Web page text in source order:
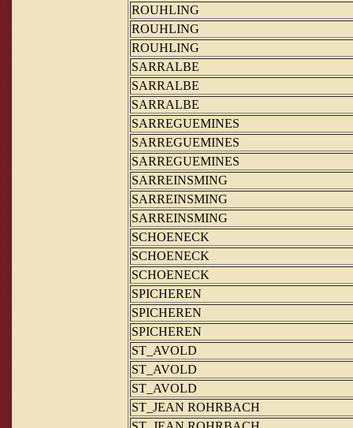
ROUHLING
ROUHLING
ROUHLING
SARRALBE
SARRALBE
SARRALBE
SARREGUEMINES
SARREGUEMINES
SARREGUEMINES
SARREINSMING
SARREINSMING
SARREINSMING
SCHOENECK
SCHOENECK
SCHOENECK
SPICHEREN
SPICHEREN
SPICHEREN
ST_AVOLD
ST_AVOLD
ST_AVOLD
ST_JEAN ROHRBACH